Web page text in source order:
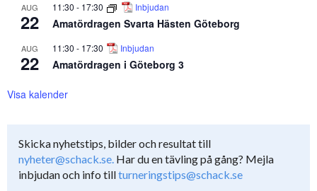
AUG
22
11:30 - 17:30 Inbjudan
Amatördragen Svarta Hästen Göteborg
AUG
22
11:30 - 17:30 Inbjudan
Amatördragen i Göteborg 3
Visa kalender
Skicka nyhetstips, bilder och resultat till
nyheter@schack.se. Har du en tävling på gång? Mejla
inbjudan och info tillturneringstips@schack.se